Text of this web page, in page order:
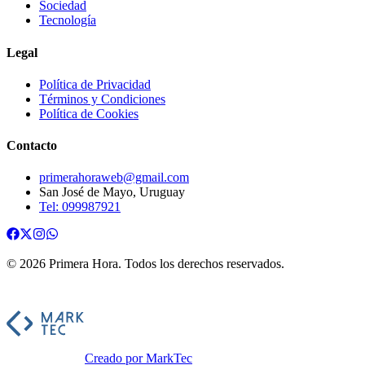
Sociedad
Tecnología
Legal
Política de Privacidad
Términos y Condiciones
Política de Cookies
Contacto
primerahoraweb@gmail.com
San José de Mayo, Uruguay
Tel: 099987921
© 2026 Primera Hora. Todos los derechos reservados.
Creado por MarkTec